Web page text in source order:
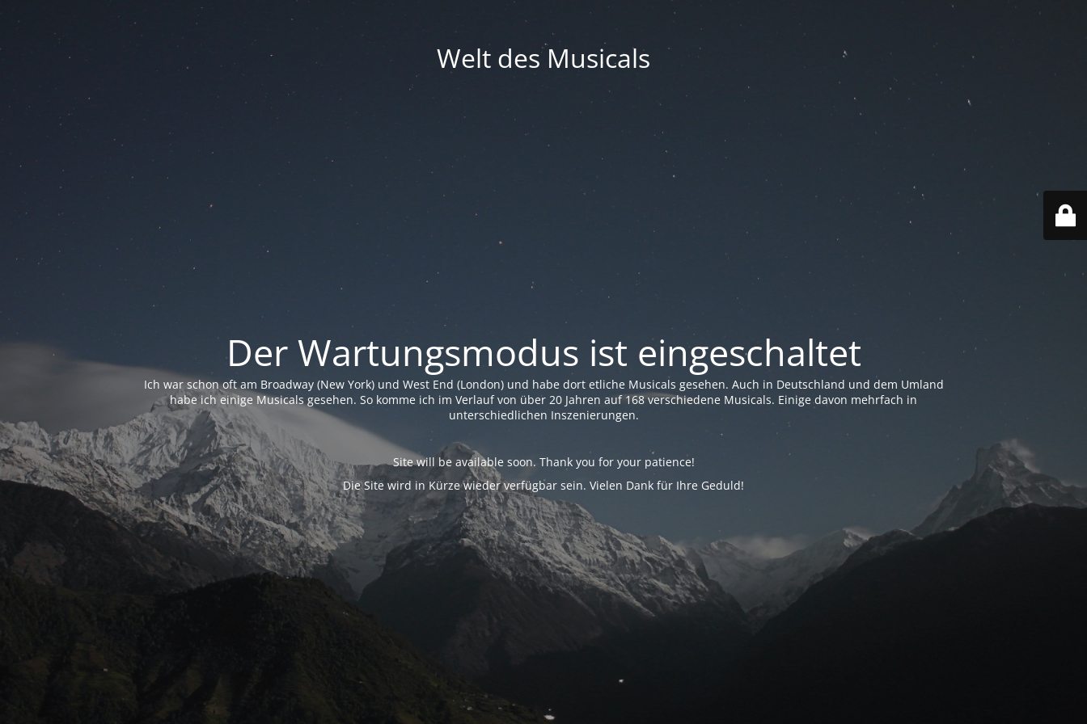
Welt des Musicals
Der Wartungsmodus ist eingeschaltet
Ich war schon oft am Broadway (New York) und West End (London) und habe dort etliche Musicals gesehen. Auch in Deutschland und dem Umland
habe ich einige Musicals gesehen. So komme ich im Verlauf von über 20 Jahren auf 168 verschiedene Musicals. Einige davon mehrfach in
unterschiedlichen Inszenierungen.
Site will be available soon. Thank you for your patience!
Die Site wird in Kürze wieder verfügbar sein. Vielen Dank für Ihre Geduld!